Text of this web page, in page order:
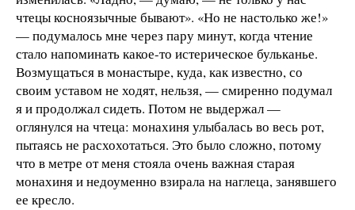
чтецы косноязычные бывают». «Но не настолько же!»
— подумалось мне через пару минут, когда чтение
стало напоминать какое-то истерическое бульканье.
Возмущаться в монастыре, куда, как известно, со
своим уставом не ходят, нельзя, — смиренно подумал
я и продолжал сидеть. Потом не выдержал —
оглянулся на чтеца: монахиня улыбалась во весь рот,
пытаясь не расхохотаться. Это было сложно, потому
что в метре от меня стояла очень важная старая
монахиня и недоуменно взирала на наглеца, занявшего
ее кресло.